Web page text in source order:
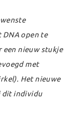
open te
een nieuw stukje
met
Het nieuwe
dit individu